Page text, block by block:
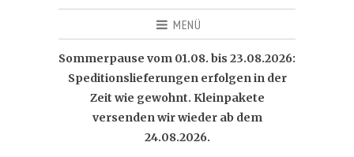
MENÜ
Sommerpause vom 01.08. bis 23.08.2026:
Speditionslieferungen erfolgen in der
Zeit wie gewohnt. Kleinpakete
versenden wir wieder ab dem
24.08.2026.